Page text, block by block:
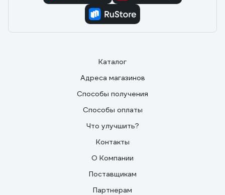
Каталог
Адреса магазинов
Способы получения
Способы оплаты
Что улучшить?
Контакты
О Компании
Поставщикам
Партнерам